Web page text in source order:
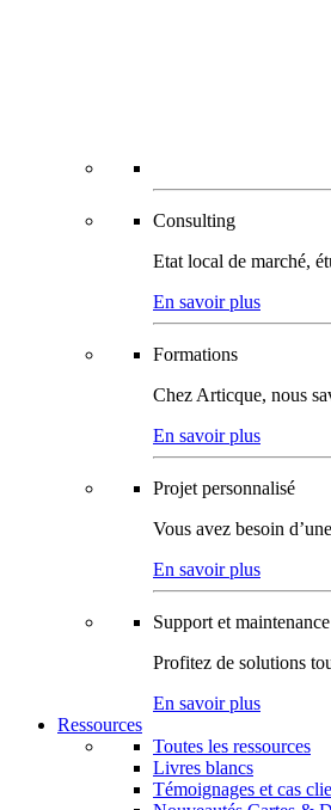
Consulting
Etat local de marché,
En savoir plus
Formations
Chez Articque, nous
En savoir plus
Projet personnalisé
Vous avez besoin
En savoir plus
Support et maintenance
Profitez de solutions
En savoir plus
Ressources
Toutes les ressources
Livres blancs
Témoignages et cas